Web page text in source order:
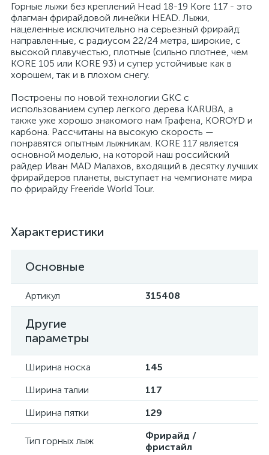
Горные лыжи без креплений Head 18-19 Kore 117 - это
флагман фрирайдовой линейки HEAD. Лыжи,
нацеленные исключительно на серьезный фрирайд:
направленные, с радиусом 22/24 метра, широкие, с
высокой плавучестью, плотные (сильно плотнее, чем
KORE 105 или KORE 93) и супер устойчивые как в
хорошем, так и в плохом снегу.
Построены по новой технологии GKC с
использованием супер легкого дерева KARUBA, а
также уже хорошо знакомого нам Графена, KOROYD и
карбона. Рассчитаны на высокую скорость —
понравятся опытным лыжникам. KORE 117 является
основной моделью, на которой наш российский
райдер Иван MAD Малахов, входящий в десятку лучших
фрирайдеров планеты, выступает на чемпионате мира
по фрирайду Freeride World Tour.
Характеристики
Основные
Артикул 315408
Другие
параметры
Ширина носка
145
Ширина талии
117
Ширина пятки
129
Тип горных лыж
Фрирайд /
фристайл